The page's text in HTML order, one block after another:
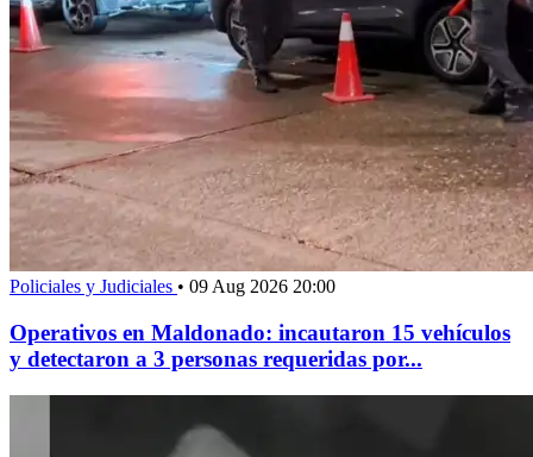
Policiales y Judiciales • 09 Aug 2026 20:00
Operativos en Maldonado: incautaron 15 vehículos
y detectaron a 3 personas requeridas por...